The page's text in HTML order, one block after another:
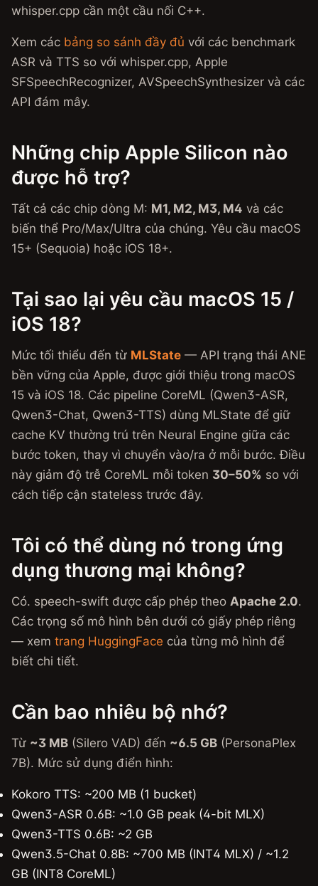
whisper.cpp cần một cầu nối C++.
Xem các bảng so sánh đầy đủ với các benchmark
ASR và TTS so với whisper.cpp, Apple
SFSpeechRecognizer, AVSpeechSynthesizer và các
API đám mây.
Những chip Apple Silicon nào
được hỗ trợ?
Tất cả các chip dòng M: M1, M2, M3, M4 và các
biến thể Pro/Max/Ultra của chúng. Yêu cầu macOS
15+ (Sequoia) hoặc iOS 18+.
Tại sao lại yêu cầu macOS 15 /
iOS 18?
Mức tối thiểu đến từ MLState — API trạng thái ANE
bền vững của Apple, được giới thiệu trong macOS
15 và iOS 18. Các pipeline CoreML (Qwen3-ASR,
Qwen3-Chat, Qwen3-TTS) dùng MLState để giữ
cache KV thường trú trên Neural Engine giữa các
bước token, thay vì chuyển vào/ra ở mỗi bước. Điều
này giảm độ trễ CoreML mỗi token 30–50% so với
cách tiếp cận stateless trước đây.
Tôi có thể dùng nó trong ứng
dụng thương mại không?
Có. speech-swift được cấp phép theo Apache 2.0.
Các trọng số mô hình bên dưới có giấy phép riêng
— xem trang HuggingFace của từng mô hình để
biết chi tiết.
Cần bao nhiêu bộ nhớ?
Từ ~3 MB (Silero VAD) đến ~6.5 GB (PersonaPlex
7B). Mức sử dụng điển hình:
Kokoro TTS: ~200 MB (1 bucket)
Qwen3-ASR 0.6B: ~1.0 GB peak (4-bit MLX)
Qwen3-TTS 0.6B: ~2 GB
Qwen3.5-Chat 0.8B: ~700 MB (INT4 MLX) / ~1.2
GB (INT8 CoreML)